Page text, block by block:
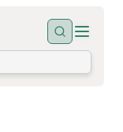
BuscarMenu